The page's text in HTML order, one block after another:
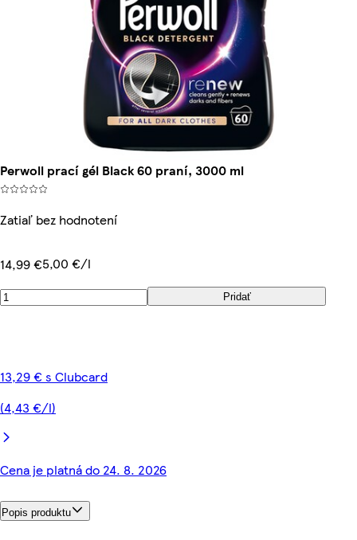
Perwoll prací gél Black 60 praní, 3000 ml
Zatiaľ bez hodnotení
14,99 €5,00 €/l
Pridať
13,29 € s Clubcard
(4,43 €/l)
Cena je platná do 24. 8. 2026
Popis produktu